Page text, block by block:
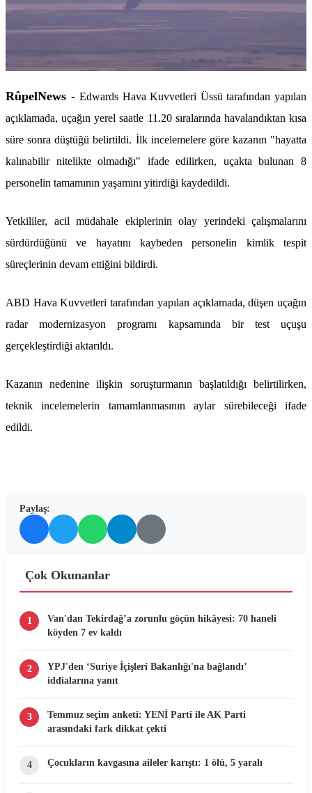
RûpelNews - Edwards Hava Kuvvetleri Üssü tarafından yapılan
açıklamada, uçağın yerel saatle 11.20 sıralarında havalandıktan kısa
süre sonra düştüğü belirtildi. İlk incelemelere göre kazanın "hayatta
kalınabilir nitelikte olmadığı" ifade edilirken, uçakta bulunan 8
personelin tamamının yaşamını yitirdiği kaydedildi.
Yetkililer, acil müdahale ekiplerinin olay yerindeki çalışmalarını
sürdürdüğünü ve hayatını kaybeden personelin kimlik tespit
süreçlerinin devam ettiğini bildirdi.
ABD Hava Kuvvetleri tarafından yapılan açıklamada, düşen uçağın
radar modernizasyon programı kapsamında bir test uçuşu
gerçekleştirdiği aktarıldı.
Kazanın nedenine ilişkin soruşturmanın başlatıldığı belirtilirken,
teknik incelemelerin tamamlanmasının aylar sürebileceği ifade
edildi.
Paylaş:
Çok Okunanlar
1
Van'dan Tekirdağ’a zorunlu göçün hikâyesi: 70 haneli
köyden 7 ev kaldı
2
YPJ'den ‘Suriye İçişleri Bakanlığı'na bağlandı’
iddialarına yanıt
3
Temmuz seçim anketi: YENİ Parti ile AK Parti
arasındaki fark dikkat çekti
4 Çocukların kavgasına aileler karıştı: 1 ölü, 5 yaralı